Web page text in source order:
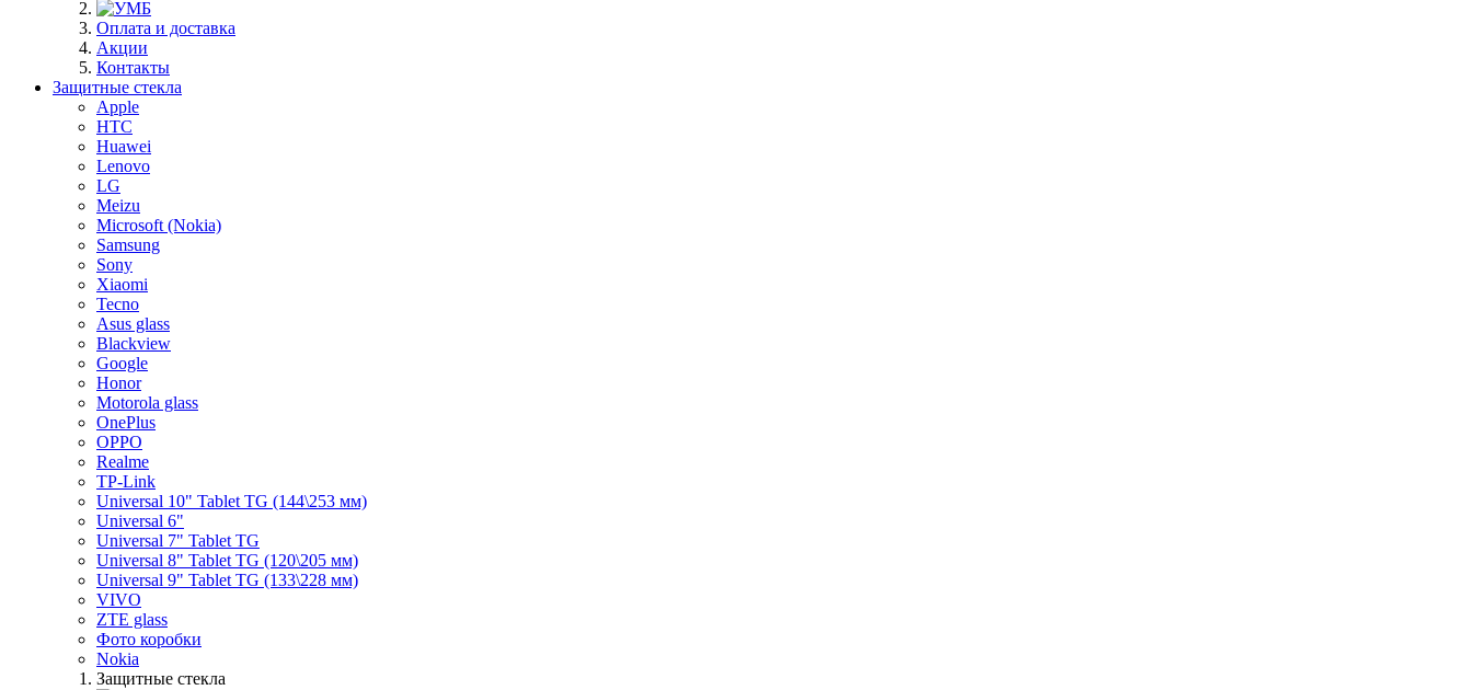
Оплата и доставка
Акции
Контакты
Защитные стекла
Apple
HTC
Huawei
Lenovo
LG
Meizu
Microsoft (Nokia)
Samsung
Sony
Xiaomi
Tecno
Asus glass
Blackview
Google
Honor
Motorola glass
OnePlus
OPPO
Realme
TP-Link
Universal 10" Tablet TG (144\253 мм)
Universal 6"
Universal 7" Tablet TG
Universal 8" Tablet TG (120\205 мм)
Universal 9" Tablet TG (133\228 мм)
VIVO
ZTE glass
Фото коробки
Nokia
Защитные стекла